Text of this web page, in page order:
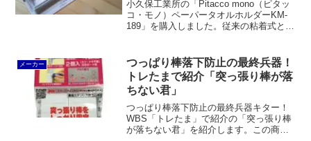
小久保工業所の「Pitacco mono（ピタッ
コ・モノ）ペーパータオルホルダーKM-
189」を購入しました。従来の粘着式とは
り、収納グッズオブザイヤーにふさわし
い商品だと思います。
メーカー
つっぱり棒落下防止の最終兵器！
トレたまで紹介「突っ張り棒が落
ちない君」
つっぱり棒落下防止の最終兵器キター！
WBS「トレたま」で紹介の「突っ張り棒
が落ちない君」を紹介します。この商品